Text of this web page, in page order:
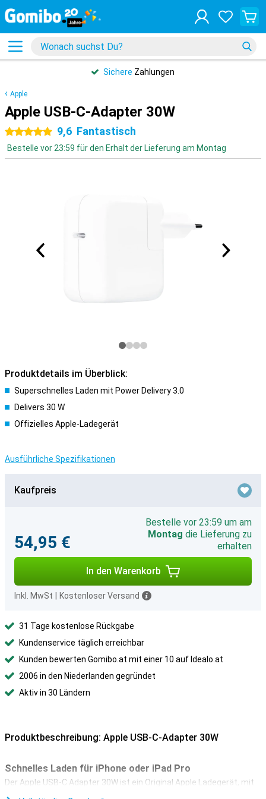
Sichere Zahlungen
Apple
Apple USB-C-Adapter 30W
5 Sterne9,6 Fantastisch
Bestelle vor 23:59 für den Erhalt der Lieferung am Montag
Produktdetails im Überblick:
Superschnelles Laden mit Power Delivery 3.0
Delivers 30 W
Offizielles Apple-Ladegerät
Ausführliche Spezifikationen
Kaufpreis
54,95 €
Bestelle vor 23:59 um am
Montag die Lieferung zu
erhalten
In den Warenkorb
Inkl. MwSt Kostenloser Versand
31 Tage kostenlose Rückgabe
Kundenservice täglich erreichbar
Kunden bewerten Gomibo.at mit einer 10 auf Idealo.at
2006 in den Niederlanden gegründet
Aktiv in 30 Ländern
Produktbeschreibung: Apple USB-C-Adapter 30W
Schnelles Laden für iPhone oder iPad Pro
Der Apple USB-C Adapter 30W ist ein Original Apple Ladegerät, mit